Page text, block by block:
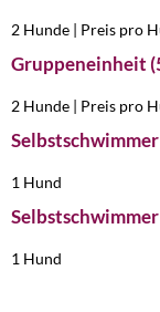
2 Hunde | Preis pro
Gruppeneinheit
2 Hunde | Preis pro
1 Hund
1 Hund